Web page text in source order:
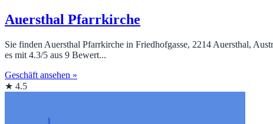
Auersthal Pfarrkirche
Sie finden Auersthal Pfarrkirche in Friedhofgasse, 2214 Auersthal,
es mit 4.3/5 aus 9 Bewert...
Geschäft ansehen »
★ 4.5